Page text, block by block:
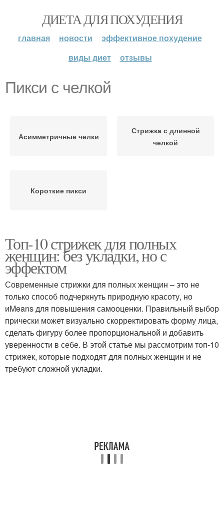
ДИЕТА ДЛЯ ПОХУДЕНИЯ
главная новости
эффективное похудение
виды диет
отзывы
Пикси с челкой
Асимметричные челки
Стрижка с длинной
челкой
Короткие пикси
Топ-10 стрижек для полных
женщин: без укладки, но с
эффектом
Современные стрижки для полных женщин – это не
только способ подчеркнуть природную красоту, но
иMeans для повышения самооценки. Правильный выбор
прически может визуально скорректировать форму лица,
сделать фигуру более пропорциональной и добавить
уверенности в себе. В этой статье мы рассмотрим топ-10
стрижек, которые подходят для полных женщин и не
требуют сложной укладки.